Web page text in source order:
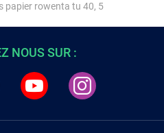
papier rowenta tu 40, 5
NOUS SUR :